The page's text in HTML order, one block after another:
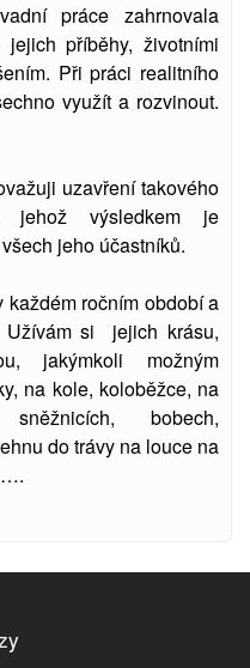
práce zahrnovala
příběhy, životními
Při práci realitního
využít a rozvinout.
uzavření takového
jehož výsledkem je
jeho účastníků.
každém ročním období a
si jejich krásu,
jakýmkoli možným
na kole, koloběžce, na
bobech,
do trávy na louce na